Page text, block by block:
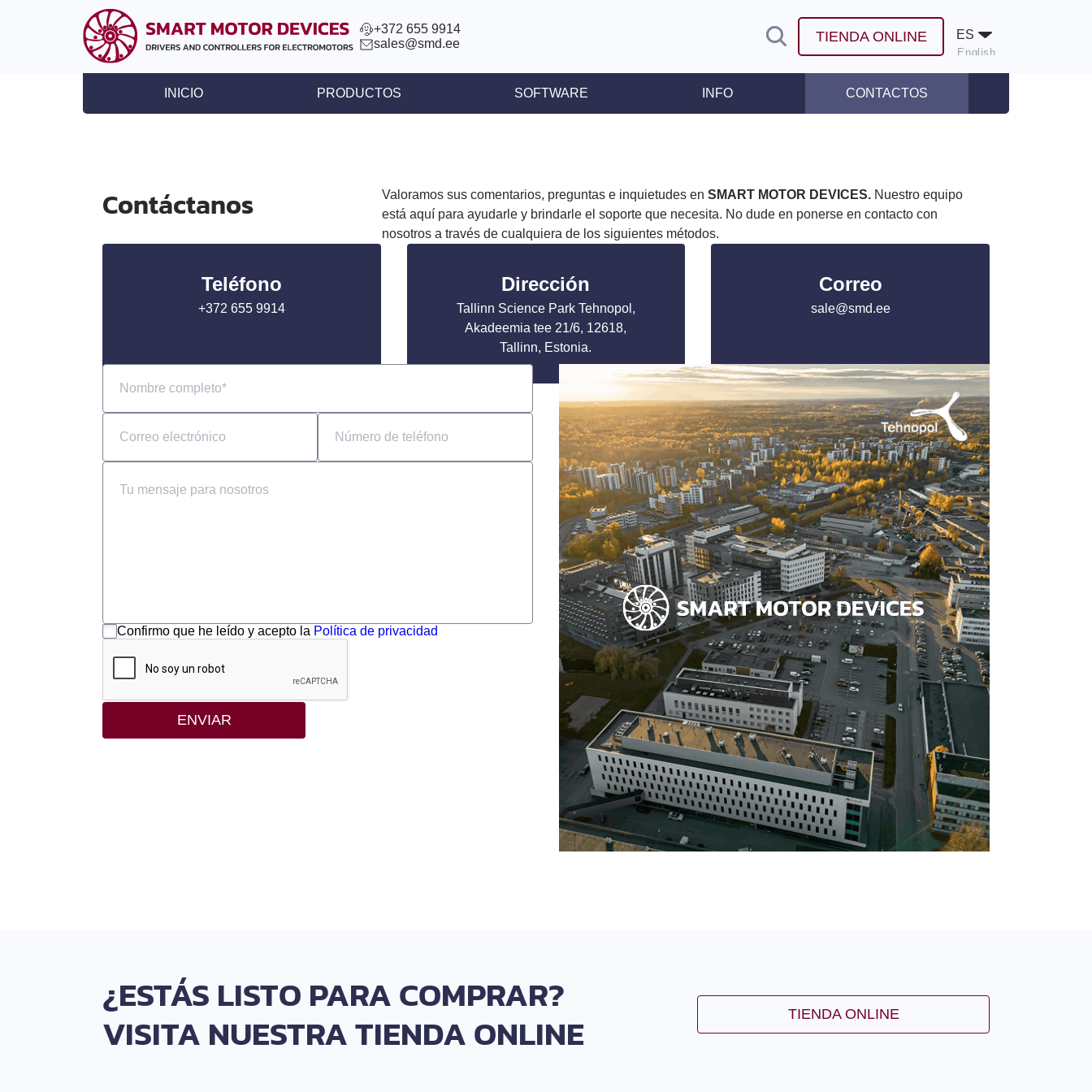
+372 655 9914
sales@smd.ee
TIENDA ONLINE ES
English
INICIO PRODUCTOS
Controladores para actuadores lineales
Drivers para motores paso a paso
Controladores para motores paso o paso
Motores paso a paso con controladores integrados
Motores BLDC
Motores paso a paso
SOFTWARE INFO
Artículos
CONTACTOS
Contáctanos Valoramos sus comentarios, preguntas e inquietudes en SMART MOTOR DEVICES. Nuestro equipo
está aquí para ayudarle y brindarle el soporte que necesita. No dude en ponerse en contacto con
nosotros a través de cualquiera de los siguientes métodos.
Teléfono
+372 655 9914
Dirección
Tallinn Science Park Tehnopol,
Akadeemia tee 21/6, 12618,
Tallinn, Estonia.
Correo
sale@smd.ee
Confirmo que he leído y acepto la Política de privacidad
ENVIAR
¿ESTÁS LISTO PARA COMPRAR?
VISITA NUESTRA TIENDA ONLINE
TIENDA ONLINE